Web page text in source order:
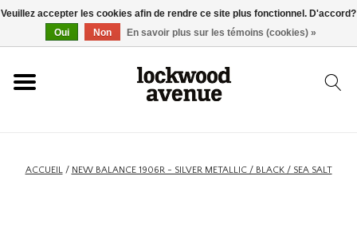
ACCUEIL
NOUVEAU
ACCUEIL/ NEW BALANCE 1906R - SILVER METALLIC / BLACK / SEA SALT
Veuillez accepter les cookies afin de rendre ce site plus fonctionnel. D'accord?
Oui
Non En savoir plus sur les témoins (cookies) »